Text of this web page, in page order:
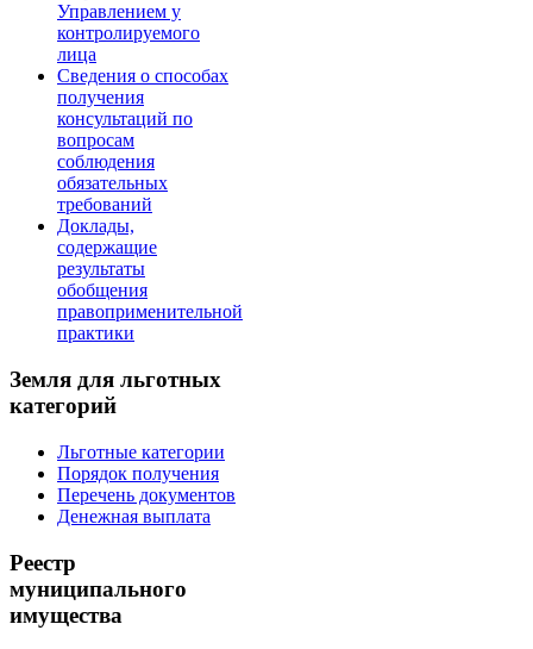
Управлением у
контролируемого
лица
Сведения о способах
получения
консультаций по
вопросам
соблюдения
обязательных
требований
Доклады,
содержащие
результаты
обобщения
правоприменительной
практики
Земля для льготных
категорий
Льготные категории
Порядок получения
Перечень документов
Денежная выплата
Реестр
муниципального
имущества